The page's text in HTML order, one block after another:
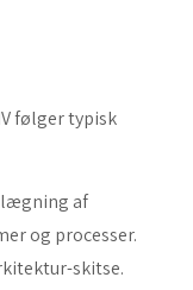
følger typisk
af
og processer.
skitse.